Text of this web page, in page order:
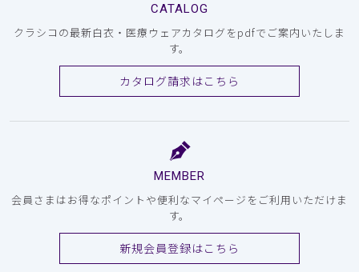
CATALOG
クラシコの最新白衣・医療ウェアカタログをpdfでご案内いたしま
す。
カタログ請求はこちら
MEMBER
会員さまはお得なポイントや便利なマイページをご利用いただけま
す。
新規会員登録はこちら